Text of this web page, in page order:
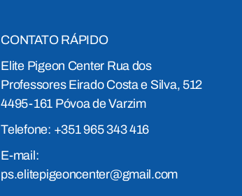
CONTATO RÁPIDO
Elite Pigeon Center Rua dos
Professores Eirado Costa e Silva, 512
4495-161 Póvoa de Varzim
Telefone: +351 965 343 416
E-mail:
ps.elitepigeoncenter@gmail.com